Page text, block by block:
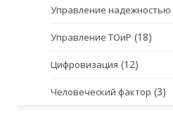
Управление надежностью
Управление ТОиР (18)
Цифровизация (12)
Человеческий фактор (3)